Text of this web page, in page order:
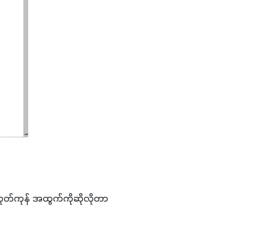
ထုတ်ကုန် အထွက်ကိုဆိုလိုတာ